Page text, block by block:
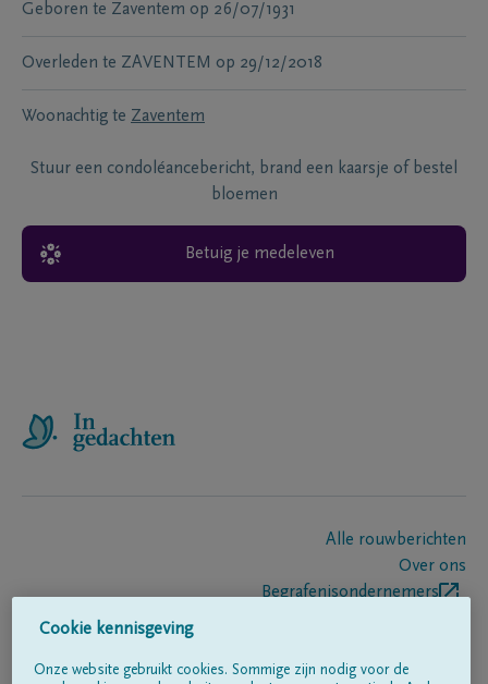
Geboren te Zaventem op 26/07/1931
Overleden te ZAVENTEM op 29/12/2018
Woonachtig te Zaventem
Stuur een condoléancebericht, brand een kaarsje of bestel
bloemen
Betuig je medeleven
Alle rouwberichten
Over ons
Begrafenisondernemers
Cookie kennisgeving
Onze website gebruikt cookies. Sommige zijn nodig voor de